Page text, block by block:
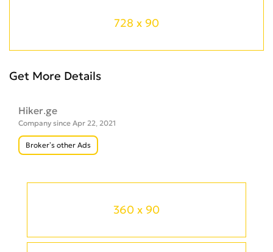
360 x 90
728 x 90
Get More Details
Hiker.ge
Company since Apr 22, 2021
Broker’s other Ads